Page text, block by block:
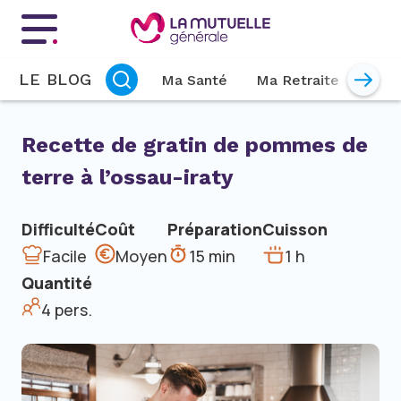
Menu principal
LE BLOG Ma Santé Ma Retraite
Recette de gratin de pommes de
terre à l’ossau-iraty
Difficulté
Facile
Coût
Moyen
Préparation
15 min
Cuisson
1 h
Quantité
4 pers.